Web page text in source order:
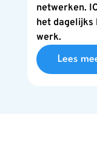
netwerken.
het dagelijks
werk.
Lees